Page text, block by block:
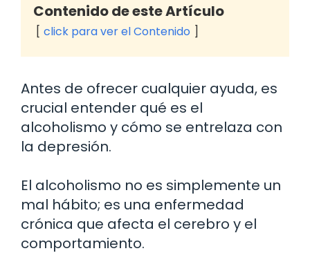
Contenido de este Artículo
click para ver el Contenido
Antes de ofrecer cualquier ayuda, es
crucial entender qué es el
alcoholismo y cómo se entrelaza con
la depresión.
El alcoholismo no es simplemente un
mal hábito; es una enfermedad
crónica que afecta el cerebro y el
comportamiento.